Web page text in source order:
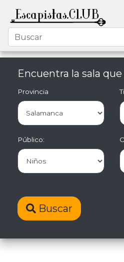
Encuentra la sala
Provincia
Público:
Buscar